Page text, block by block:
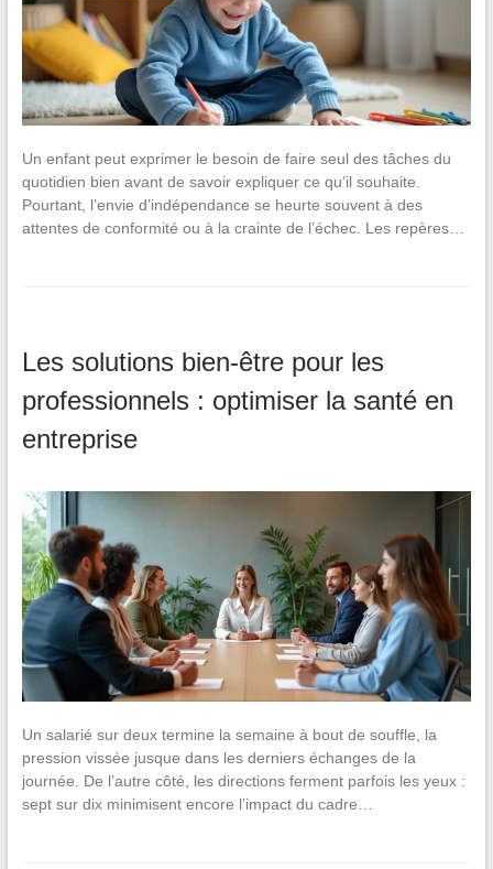
Un enfant peut exprimer le besoin de faire seul des tâches du
quotidien bien avant de savoir expliquer ce qu’il souhaite.
Pourtant, l’envie d’indépendance se heurte souvent à des
attentes de conformité ou à la crainte de l’échec. Les repères…
Les solutions bien-être pour les
professionnels : optimiser la santé en
entreprise
Un salarié sur deux termine la semaine à bout de souffle, la
pression vissée jusque dans les derniers échanges de la
journée. De l’autre côté, les directions ferment parfois les yeux :
sept sur dix minimisent encore l’impact du cadre…